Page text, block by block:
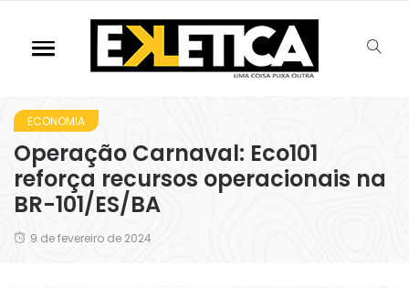
ECONOMIA
Operação Carnaval: Eco101
reforça recursos operacionais na
BR-101/ES/BA
9 de fevereiro de 2024